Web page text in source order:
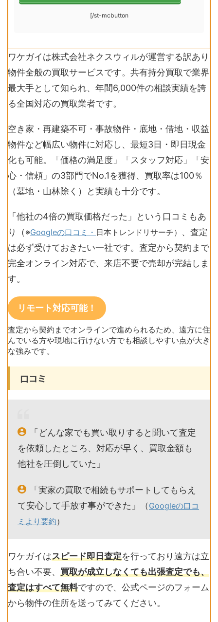
[/st-mcbutton
ワケガイは株式会社ネクスウィルが運営する訳あり
物件全般の買取サービスです。共有持分買取で業界
最大手として知られ、年間6,000件の相談実績を誇
る全国対応の買取業者です。
空き家・再建築不可・事故物件・底地・借地・収益
物件など幅広い物件に対応し、最短3日・即日現金
化も可能。「価格の満足度」「スタッフ対応」「安
心・信頼」の3部門でNo.1を獲得、買取率は100％
（墓地・山林除く）と実績も十分です。
「他社の4倍の買取価格だった」という口コミもあ
り（ ※Googleの口コミ・ 日本トレンドリサーチ） 、査定
は必ず受けておきたい一社です。査定から契約まで
完全オンライン対応で、来店不要で売却が完結しま
す。
リモート対応可能！
査定から契約までオンラインで進められるため、遠方に住
んでいる方や現地に行けない方でも相談しやすい点が大き
な強みです。
口コミ
「どんな家でも買い取りすると聞いて査定
を依頼したところ、対応が早く、買取金額も
他社を圧倒していた」
「実家の買取で相続もサポートしてもらえ
て安心して手放す事ができた」（ Googleの口コ
ミより要約）
ワケガイはスピード即日査定を行っており遠方は立
ち合い不要、 買取が成立しなくても出張査定でも、
査定はすべて無料ですので、公式ページのフォーム
から物件の住所を送ってみてください。